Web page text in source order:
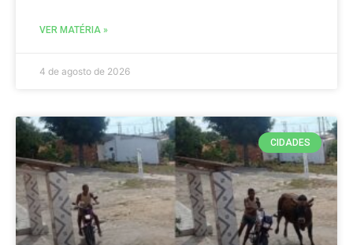
VER MATÉRIA »
4 de agosto de 2026
CIDADES